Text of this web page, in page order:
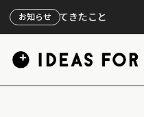
お知らせ